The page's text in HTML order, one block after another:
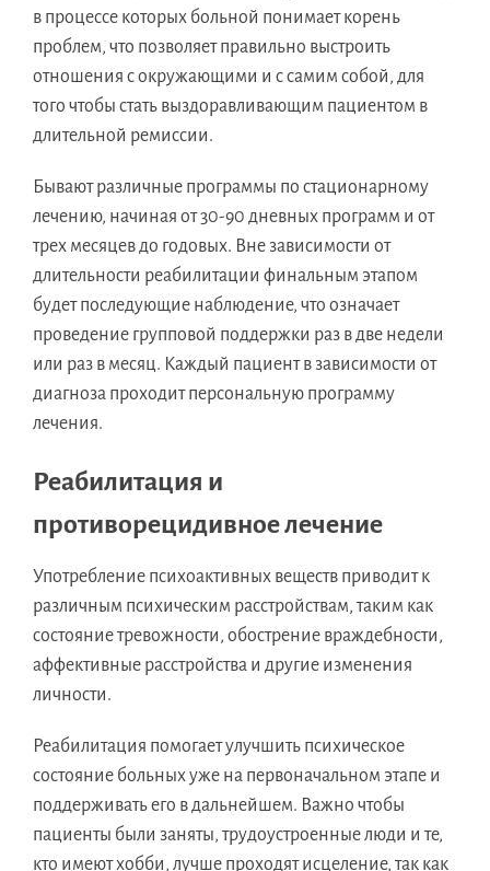
в процессе которых больной понимает корень
проблем, что позволяет правильно выстроить
отношения с окружающими и с самим собой, для
того чтобы стать выздоравливающим пациентом в
длительной ремиссии.
Бывают различные программы по стационарному
лечению, начиная от 30-90 дневных программ и от
трех месяцев до годовых. Вне зависимости от
длительности реабилитации финальным этапом
будет последующие наблюдение, что означает
проведение групповой поддержки раз в две недели
или раз в месяц. Каждый пациент в зависимости от
диагноза проходит персональную программу
лечения.
Реабилитация и
противорецидивное лечение
Употребление психоактивных веществ приводит к
различным психическим расстройствам, таким как
состояние тревожности, обострение враждебности,
аффективные расстройства и другие изменения
личности.
Реабилитация помогает улучшить психическое
состояние больных уже на первоначальном этапе и
поддерживать его в дальнейшем. Важно чтобы
пациенты были заняты, трудоустроенные люди и те,
кто имеют хобби, лучше проходят исцеление, так как